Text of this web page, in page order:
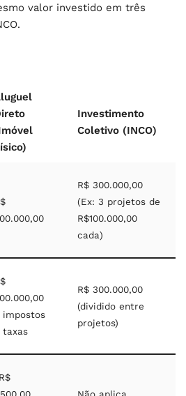
valor investido em três
Investimento
Coletivo (INCO)
R$ 300.000,00
(Ex: 3 projetos de
R$100.000,00
cada)
impostos
taxas
R$ 300.000,00
(dividido entre
projetos)
Não aplica